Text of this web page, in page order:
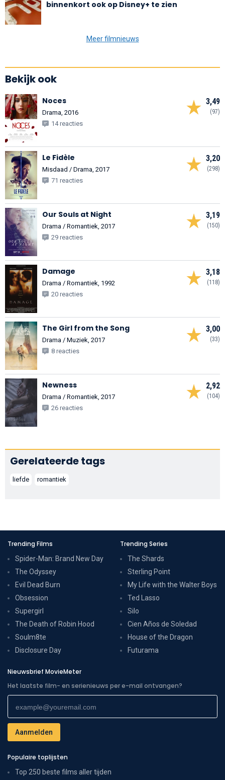
binnenkort ook op Disney+ te zien
Meer filmnieuws
Bekijk ook
3,49
(97)
Noces
Drama, 2016
14 reacties
3,20
(298)
Le Fidèle
Misdaad / Drama, 2017
71 reacties
3,19
(150)
Our Souls at Night
Drama / Romantiek, 2017
29 reacties
3,18
(118)
Damage
Drama / Romantiek, 1992
20 reacties
3,00
(33)
The Girl from the Song
Drama / Muziek, 2017
8 reacties
2,92
(104)
Newness
Drama / Romantiek, 2017
26 reacties
Gerelateerde tags
liefde romantiek
Trending Films
Spider-Man: Brand New Day
The Odyssey
Evil Dead Burn
Obsession
Supergirl
The Death of Robin Hood
Soulm8te
Disclosure Day
Trending Series
The Shards
Sterling Point
My Life with the Walter Boys
Ted Lasso
Silo
Cien Años de Soledad
House of the Dragon
Futurama
Nieuwsbrief MovieMeter
Het laatste film- en serienieuws per e-mail ontvangen?
Populaire toplijsten
Top 250 beste films aller tijden